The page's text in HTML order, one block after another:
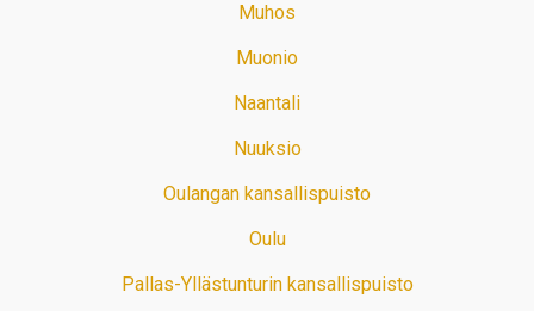
Muhos
Muonio
Naantali
Nuuksio
Oulangan kansallispuisto
Oulu
Pallas-Yllästunturin kansallispuisto